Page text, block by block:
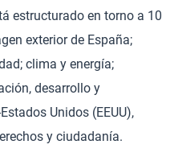
estructurado en torno a 10
exterior de España;
clima y energía;
desarrollo y
Unidos (EEUU),
y ciudadanía.